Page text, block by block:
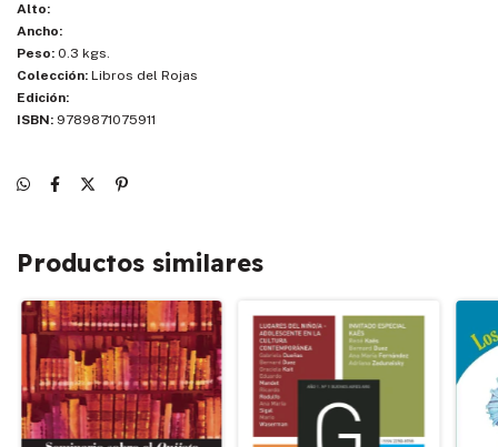
Alto:
Ancho:
Peso: 0.3 kgs.
Colección: Libros del Rojas
Edición:
ISBN: 9789871075911
Productos similares